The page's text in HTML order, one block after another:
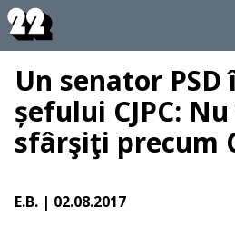
Un senator
șefului CJPC:
sfârşiţi precum
E.B. | 02.08.2017